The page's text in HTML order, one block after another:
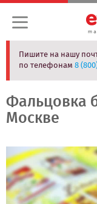
Пишите на нашу
по телефонам8
Фальцовка
Москве